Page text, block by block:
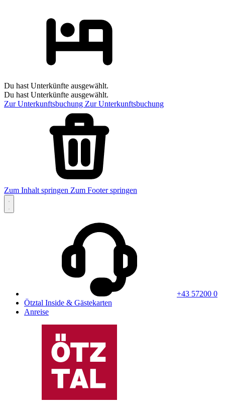
Du hast Unterkünfte ausgewählt.
Du hast Unterkünfte ausgewählt.
Zur Unterkunftsbuchung Zur Unterkunftsbuchung
Zum Inhalt springen Zum Footer springen
+43 57200 0
Ötztal Inside & Gästekarten
Anreise